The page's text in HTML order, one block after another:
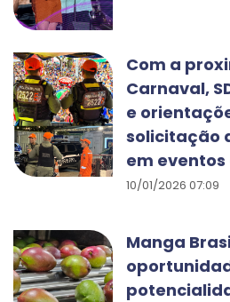
Com a
Carnaval,
e
solicitação
em eventos
10/01/2026 07:09
Manga